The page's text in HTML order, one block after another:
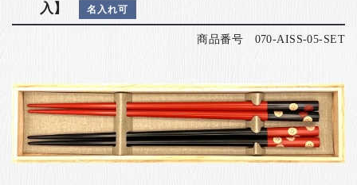
箸（贈答用・自宅用）
銀座夏野・箸長について
こども和食器 小夏について
ご利用ガイド
入】
名入れ可
商品番号 070-AISS-05-SET